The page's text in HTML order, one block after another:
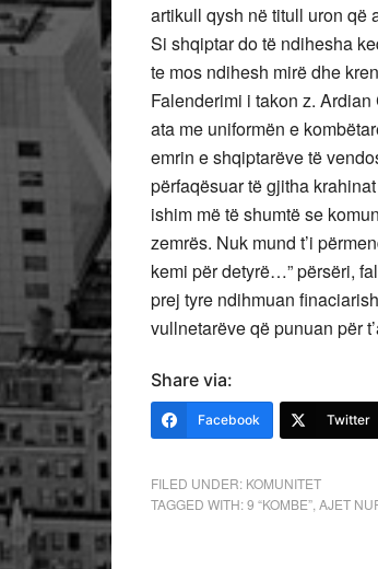
artikull qysh në titull uron që
Si shqiptar do të ndihesha
te mos ndihesh mirë dhe
Falenderimi i takon z.
ata me uniformën e
emrin e shqiptarëve të
përfaqësuar të gjitha
ishim më të shumtë se
zemrës. Nuk mund t’i
kemi për detyrë…” përsëri,
prej tyre ndihmuan
vullnetarëve që punuan për
Share via:
Facebook Twitter
FILED UNDER: KOMUNITET
TAGGED WITH:9 “KOMBE” AJET